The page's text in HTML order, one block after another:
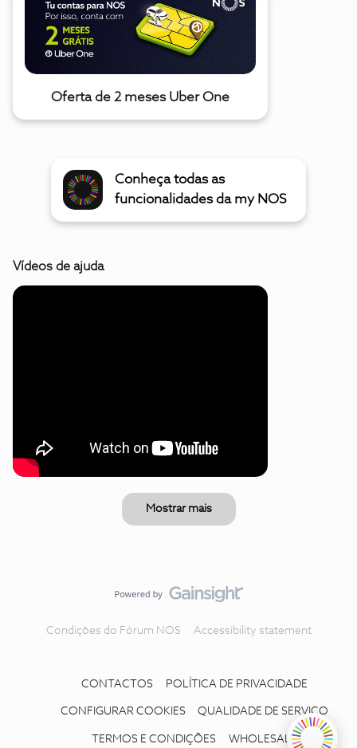
Oferta de 2 meses Uber One
Conheça todas as
funcionalidades da my NOS
Vídeos de ajuda
Mostrar mais
Condições do Fórum NOS Accessibility statement
CONTACTOS POLÍTICA DE PRIVACIDADE
CONFIGURAR COOKIES QUALIDADE DE SERVIÇO
TERMOS E CONDIÇÕES WHOLESALE